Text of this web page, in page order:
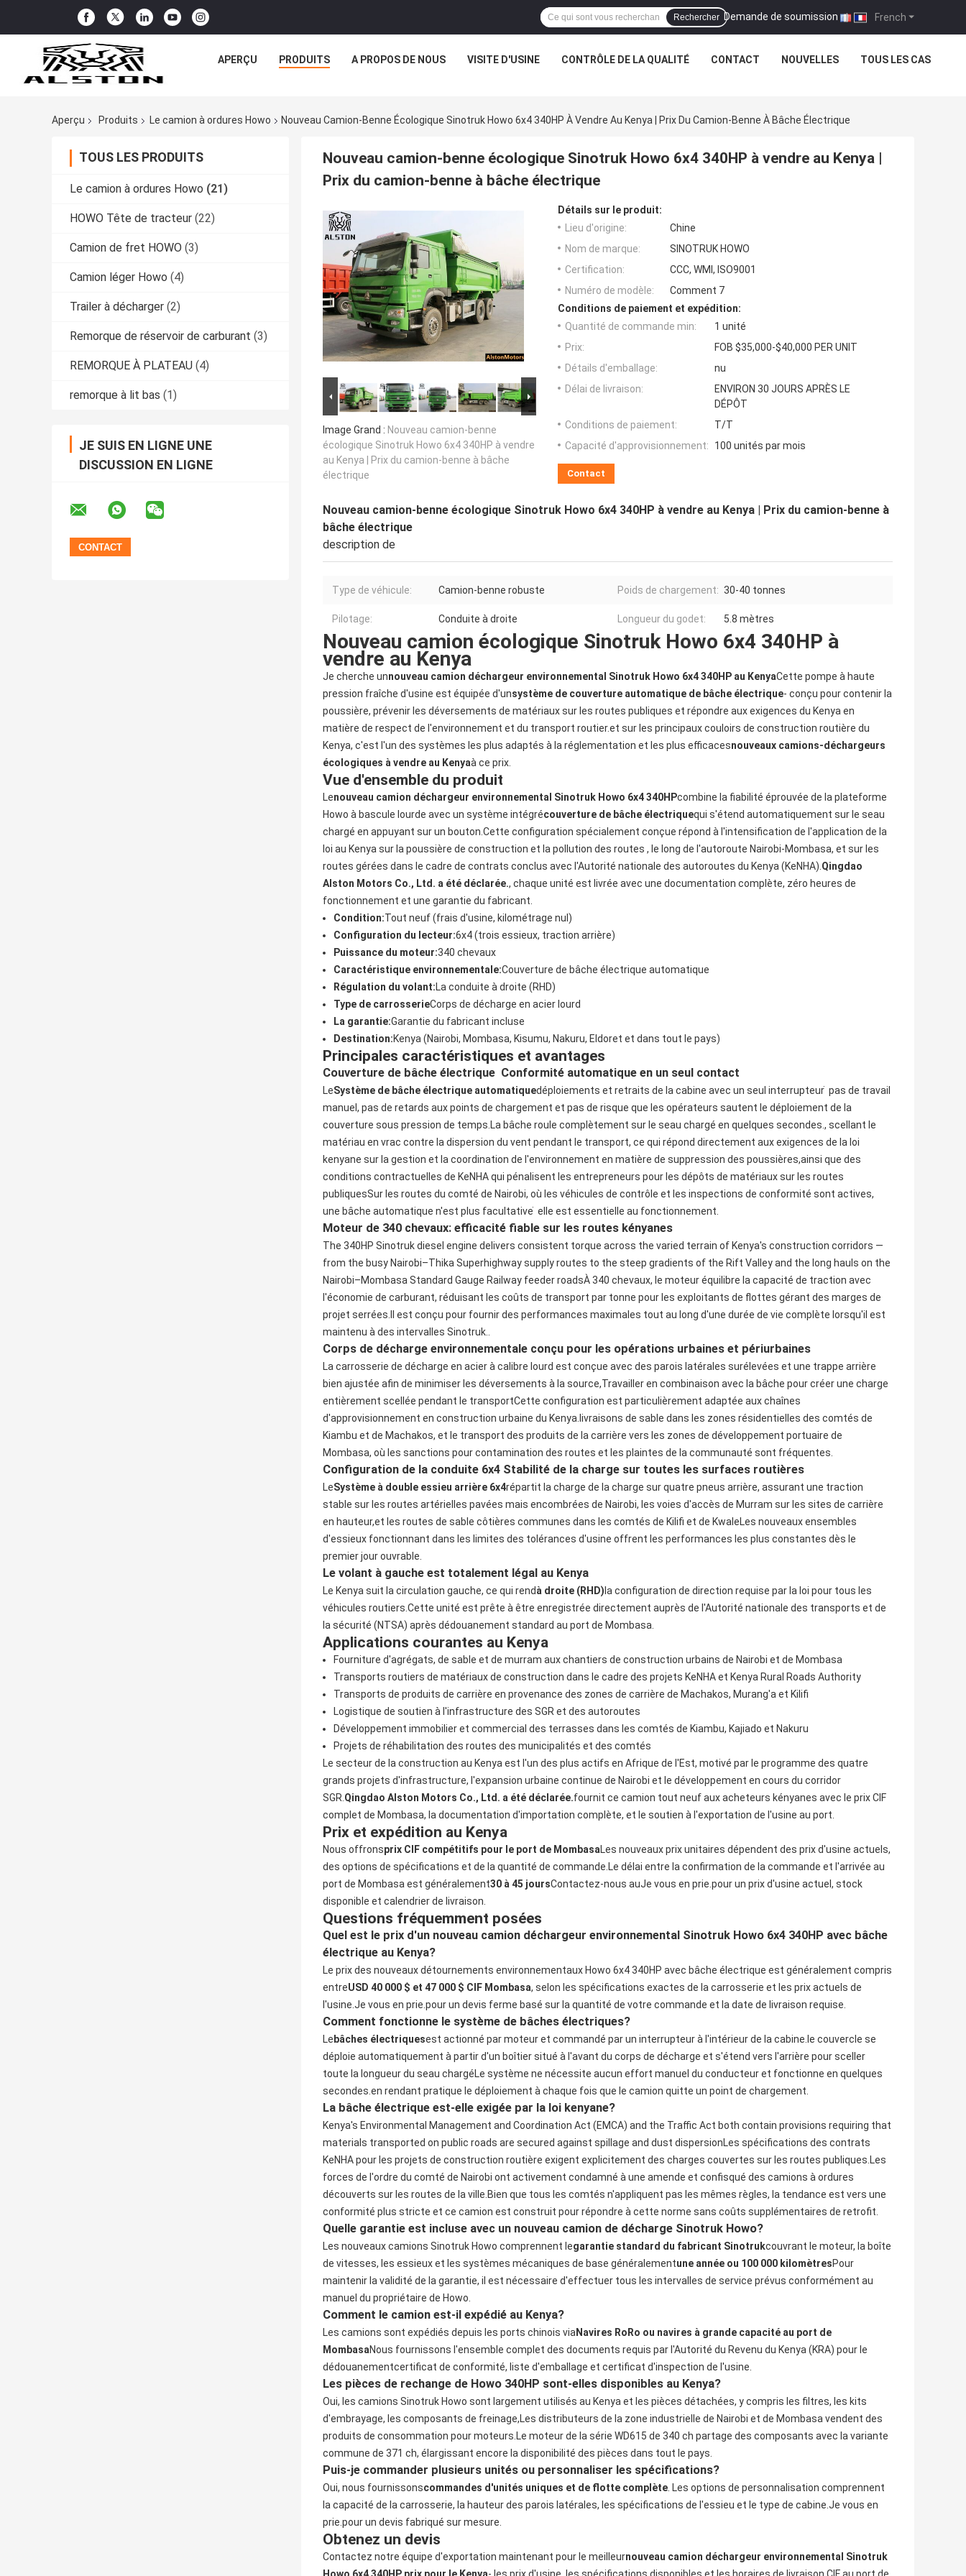
French
Demande de soumission |
Rechercher
APERÇU PRODUITS A PROPOS DE NOUS VISITE D'USINE CONTRÔLE DE LA QUALITÉ CONTACT NOUVELLES TOUS LES CAS
Aperçu Produits Le camion à ordures Howo Nouveau Camion-Benne Écologique Sinotruk Howo 6x4 340HP À Vendre Au Kenya | Prix Du Camion-Benne À Bâche Électrique
TOUS LES PRODUITS
Le camion à ordures Howo (21)
HOWO Tête de tracteur (22)
Camion de fret HOWO (3)
Camion léger Howo (4)
Trailer à décharger (2)
Remorque de réservoir de carburant (3)
REMORQUE À PLATEAU (4)
remorque à lit bas (1)
JE SUIS EN LIGNE UNE
DISCUSSION EN LIGNE
Nouveau camion-benne écologique Sinotruk Howo 6x4 340HP à vendre au Kenya |
Prix du camion-benne à bâche électrique
Image Grand : Nouveau camion-benne
écologique Sinotruk Howo 6x4 340HP à vendre
au Kenya | Prix du camion-benne à bâche
électrique
Détails sur le produit:
Lieu d'origine:
Chine
Nom de marque:
SINOTRUK HOWO
Certification:
CCC, WMI, ISO9001
Numéro de modèle:
Comment 7
Conditions de paiement et expédition:
Quantité de commande min:
1 unité
Prix:
FOB $35,000-$40,000 PER UNIT
Détails d'emballage:
nu
Délai de livraison:
ENVIRON 30 JOURS APRÈS LE
DÉPÔT
Conditions de paiement:
T/T
Capacité d'approvisionnement:
100 unités par mois
Contact
Nouveau camion-benne écologique Sinotruk Howo 6x4 340HP à vendre au Kenya | Prix du camion-benne à
bâche électrique
description de
Type de véhicule: Camion-benne robuste Poids de chargement: 30-40 tonnes
Pilotage: Conduite à droite Longueur du godet: 5.8 mètres
Nouveau camion écologique Sinotruk Howo 6x4 340HP à
vendre au Kenya
Je cherche unnouveau camion déchargeur environnemental Sinotruk Howo 6x4 340HP au KenyaCette pompe à haute
pression fraîche d'usine est équipée d'unsystème de couverture automatique de bâche électrique- conçu pour contenir la
poussière, prévenir les déversements de matériaux sur les routes publiques et répondre aux exigences du Kenya en
matière de respect de l'environnement et du transport routier.et sur les principaux couloirs de construction routière du
Kenya, c'est l'un des systèmes les plus adaptés à la réglementation et les plus efficacesnouveaux camions-déchargeurs
écologiques à vendre au Kenyaà ce prix.
Vue d'ensemble du produit
Lenouveau camion déchargeur environnemental Sinotruk Howo 6x4 340HPcombine la fiabilité éprouvée de la plateforme
Howo à bascule lourde avec un système intégrécouverture de bâche électriquequi s'étend automatiquement sur le seau
chargé en appuyant sur un bouton.Cette configuration spécialement conçue répond à l'intensification de l'application de la
loi au Kenya sur la poussière de construction et la pollution des routes , le long de l'autoroute Nairobi-Mombasa, et sur les
routes gérées dans le cadre de contrats conclus avec l'Autorité nationale des autoroutes du Kenya (KeNHA).Qingdao
Alston Motors Co., Ltd. a été déclarée., chaque unité est livrée avec une documentation complète, zéro heures de
fonctionnement et une garantie du fabricant.
Condition:Tout neuf (frais d'usine, kilométrage nul)
Configuration du lecteur:6x4 (trois essieux, traction arrière)
Puissance du moteur:340 chevaux
Caractéristique environnementale:Couverture de bâche électrique automatique
Régulation du volant:La conduite à droite (RHD)
Type de carrosserieCorps de décharge en acier lourd
La garantie:Garantie du fabricant incluse
Destination:Kenya (Nairobi, Mombasa, Kisumu, Nakuru, Eldoret et dans tout le pays)
Principales caractéristiques et avantages
Couverture de bâche électrique ️ Conformité automatique en un seul contact
LeSystème de bâche électrique automatiquedéploiements et retraits de la cabine avec un seul interrupteur ̇ pas de travail
manuel, pas de retards aux points de chargement et pas de risque que les opérateurs sautent le déploiement de la
couverture sous pression de temps.La bâche roule complètement sur le seau chargé en quelques secondes., scellant le
matériau en vrac contre la dispersion du vent pendant le transport, ce qui répond directement aux exigences de la loi
kenyane sur la gestion et la coordination de l'environnement en matière de suppression des poussières,ainsi que des
conditions contractuelles de KeNHA qui pénalisent les entrepreneurs pour les dépôts de matériaux sur les routes
publiquesSur les routes du comté de Nairobi, où les véhicules de contrôle et les inspections de conformité sont actives,
une bâche automatique n'est plus facultative ̇ elle est essentielle au fonctionnement.
Moteur de 340 chevaux: efficacité fiable sur les routes kényanes
The 340HP Sinotruk diesel engine delivers consistent torque across the varied terrain of Kenya's construction corridors —
from the busy Nairobi–Thika Superhighway supply routes to the steep gradients of the Rift Valley and the long hauls on the
Nairobi–Mombasa Standard Gauge Railway feeder roadsÀ 340 chevaux, le moteur équilibre la capacité de traction avec
l'économie de carburant, réduisant les coûts de transport par tonne pour les exploitants de flottes gérant des marges de
projet serrées.Il est conçu pour fournir des performances maximales tout au long d'une durée de vie complète lorsqu'il est
maintenu à des intervalles Sinotruk..
Corps de décharge environnementale conçu pour les opérations urbaines et périurbaines
La carrosserie de décharge en acier à calibre lourd est conçue avec des parois latérales surélevées et une trappe arrière
bien ajustée afin de minimiser les déversements à la source,Travailler en combinaison avec la bâche pour créer une charge
entièrement scellée pendant le transportCette configuration est particulièrement adaptée aux chaînes
d'approvisionnement en construction urbaine du Kenya.livraisons de sable dans les zones résidentielles des comtés de
Kiambu et de Machakos, et le transport des produits de la carrière vers les zones de développement portuaire de
Mombasa, où les sanctions pour contamination des routes et les plaintes de la communauté sont fréquentes.
Configuration de la conduite 6x4 Stabilité de la charge sur toutes les surfaces routières
LeSystème à double essieu arrière 6x4répartit la charge de la charge sur quatre pneus arrière, assurant une traction
stable sur les routes artérielles pavées mais encombrées de Nairobi, les voies d'accès de Murram sur les sites de carrière
en hauteur,et les routes de sable côtières communes dans les comtés de Kilifi et de KwaleLes nouveaux ensembles
d'essieux fonctionnant dans les limites des tolérances d'usine offrent les performances les plus constantes dès le
premier jour ouvrable.
Le volant à gauche est totalement légal au Kenya
Le Kenya suit la circulation gauche, ce qui rendà droite (RHD) la configuration de direction requise par la loi pour tous les
véhicules routiers.Cette unité est prête à être enregistrée directement auprès de l'Autorité nationale des transports et de
la sécurité (NTSA) après dédouanement standard au port de Mombasa.
Applications courantes au Kenya
Fourniture d'agrégats, de sable et de murram aux chantiers de construction urbains de Nairobi et de Mombasa
Transports routiers de matériaux de construction dans le cadre des projets KeNHA et Kenya Rural Roads Authority
Transports de produits de carrière en provenance des zones de carrière de Machakos, Murang'a et Kilifi
Logistique de soutien à l'infrastructure des SGR et des autoroutes
Développement immobilier et commercial des terrasses dans les comtés de Kiambu, Kajiado et Nakuru
Projets de réhabilitation des routes des municipalités et des comtés
Le secteur de la construction au Kenya est l'un des plus actifs en Afrique de l'Est, motivé par le programme des quatre
grands projets d'infrastructure, l'expansion urbaine continue de Nairobi et le développement en cours du corridor
SGR.Qingdao Alston Motors Co., Ltd. a été déclarée.fournit ce camion tout neuf aux acheteurs kényanes avec le prix CIF
complet de Mombasa, la documentation d'importation complète, et le soutien à l'exportation de l'usine au port.
Prix et expédition au Kenya
Nous offronsprix CIF compétitifs pour le port de MombasaLes nouveaux prix unitaires dépendent des prix d'usine actuels,
des options de spécifications et de la quantité de commande.Le délai entre la confirmation de la commande et l'arrivée au
port de Mombasa est généralement30 à 45 joursContactez-nous auJe vous en prie.pour un prix d'usine actuel, stock
disponible et calendrier de livraison.
Questions fréquemment posées
Quel est le prix d'un nouveau camion déchargeur environnemental Sinotruk Howo 6x4 340HP avec bâche
électrique au Kenya?
Le prix des nouveaux détournements environnementaux Howo 6x4 340HP avec bâche électrique est généralement compris
entreUSD 40 000 $ et 47 000 $ CIF Mombasa, selon les spécifications exactes de la carrosserie et les prix actuels de
l'usine.Je vous en prie.pour un devis ferme basé sur la quantité de votre commande et la date de livraison requise.
Comment fonctionne le système de bâches électriques?
Lebâches électriquesest actionné par moteur et commandé par un interrupteur à l'intérieur de la cabine.le couvercle se
déploie automatiquement à partir d'un boîtier situé à l'avant du corps de décharge et s'étend vers l'arrière pour sceller
toute la longueur du seau chargéLe système ne nécessite aucun effort manuel du conducteur et fonctionne en quelques
secondes.en rendant pratique le déploiement à chaque fois que le camion quitte un point de chargement.
La bâche électrique est-elle exigée par la loi kenyane?
Kenya's Environmental Management and Coordination Act (EMCA) and the Traffic Act both contain provisions requiring that
materials transported on public roads are secured against spillage and dust dispersionLes spécifications des contrats
KeNHA pour les projets de construction routière exigent explicitement des charges couvertes sur les routes publiques.Les
forces de l'ordre du comté de Nairobi ont activement condamné à une amende et confisqué des camions à ordures
découverts sur les routes de la ville.Bien que tous les comtés n'appliquent pas les mêmes règles, la tendance est vers une
conformité plus stricte et ce camion est construit pour répondre à cette norme sans coûts supplémentaires de retrofit.
Quelle garantie est incluse avec un nouveau camion de décharge Sinotruk Howo?
Les nouveaux camions Sinotruk Howo comprennent legarantie standard du fabricant Sinotrukcouvrant le moteur, la boîte
de vitesses, les essieux et les systèmes mécaniques de base généralementune année ou 100 000 kilomètresPour
maintenir la validité de la garantie, il est nécessaire d'effectuer tous les intervalles de service prévus conformément au
manuel du propriétaire de Howo.
Comment le camion est-il expédié au Kenya?
Les camions sont expédiés depuis les ports chinois viaNavires RoRo ou navires à grande capacité au port de
MombasaNous fournissons l'ensemble complet des documents requis par l'Autorité du Revenu du Kenya (KRA) pour le
dédouanementcertificat de conformité, liste d'emballage et certificat d'inspection de l'usine.
Les pièces de rechange de Howo 340HP sont-elles disponibles au Kenya?
Oui, les camions Sinotruk Howo sont largement utilisés au Kenya et les pièces détachées, y compris les filtres, les kits
d'embrayage, les composants de freinage,Les distributeurs de la zone industrielle de Nairobi et de Mombasa vendent des
produits de consommation pour moteurs.Le moteur de la série WD615 de 340 ch partage des composants avec la variante
commune de 371 ch, élargissant encore la disponibilité des pièces dans tout le pays.
Puis-je commander plusieurs unités ou personnaliser les spécifications?
Oui, nous fournissonscommandes d'unités uniques et de flotte complète. Les options de personnalisation comprennent
la capacité de la carrosserie, la hauteur des parois latérales, les spécifications de l'essieu et le type de cabine.Je vous en
prie.pour un devis fabriqué sur mesure.
Obtenez un devis
Contactez notre équipe d'exportation maintenant pour le meilleurnouveau camion déchargeur environnemental Sinotruk